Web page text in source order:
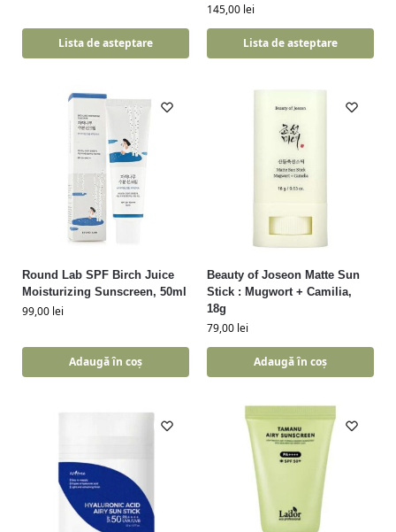
Lista de asteptare
145,00 lei
Lista de asteptare
Round Lab SPF Birch Juice
Moisturizing Sunscreen, 50ml
99,00 lei
Adaugă în coș
Beauty of Joseon Matte Sun
Stick : Mugwort + Camilia,
18g
79,00 lei
Adaugă în coș